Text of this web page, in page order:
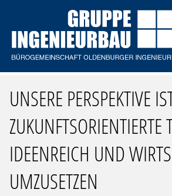
UNSERE PERSPEKTIVE
ZUKUNFTSORIENTIERTE
IDEENREICH UND
UMZUSETZEN